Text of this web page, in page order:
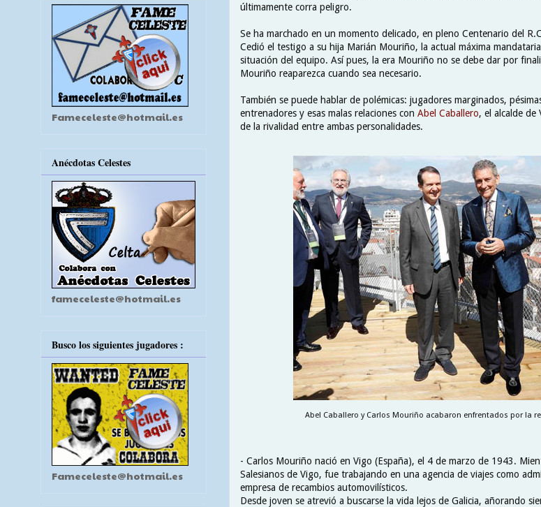
últimamente corra peligro.
Se ha marchado en un momento delicado, en pleno Centenario del
Cedió el testigo a su hija Marián Mouriño, la actual máxima
situación del equipo. Así pues, la era Mouriño no se debe dar por
Mouriño reaparezca cuando sea necesario.
También se puede hablar de polémicas: jugadores marginados,
entrenadores y esas malas relaciones con Abel Caballero, el alcalde de
de la rivalidad entre ambas personalidades.
Abel Caballero y Carlos Mouriño acabaron enfrentados por la
- Carlos Mouriño nació en Vigo (España), el 4 de marzo de 1943.
Salesianos de Vigo, fue trabajando en una agencia de viajes como
empresa de recambios automovilísticos.
Desde joven se atrevió a buscarse la vida lejos de Galicia, añorando
Fameceleste@hotmail.es
Anécdotas Celestes
fameceleste@hotmail.es
Busco los siguientes jugadores :
Fameceleste@hotmail.es